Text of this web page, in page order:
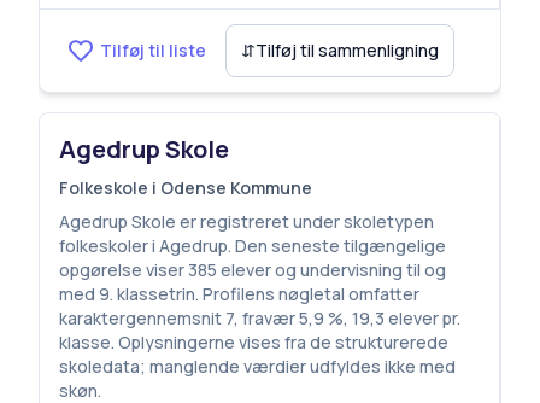
Tilføj til liste ⇵Tilføj til sammenligning
Agedrup Skole
Folkeskole i Odense Kommune
Agedrup Skole er registreret under skoletypen
folkeskoler i Agedrup. Den seneste tilgængelige
opgørelse viser 385 elever og undervisning til og
med 9. klassetrin. Profilens nøgletal omfatter
karaktergennemsnit 7, fravær 5,9 %, 19,3 elever pr.
klasse. Oplysningerne vises fra de strukturerede
skoledata; manglende værdier udfyldes ikke med
skøn.